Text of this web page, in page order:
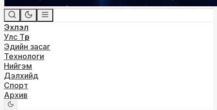
Эхлэл
Улс Төр
Эдийн засаг
Технологи
Нийгэм
Дэлхийд
Спорт
Архив